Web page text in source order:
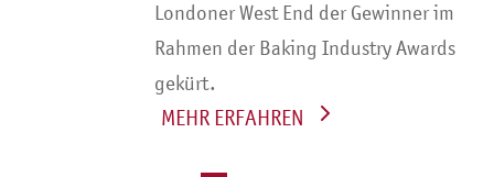
Londoner West End der Gewinner im
Rahmen der Baking Industry Awards
gekürt.
WEITERLESEN